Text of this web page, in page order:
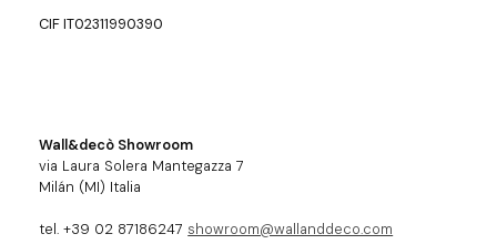
CIF IT02311990390
Wall&decò Showroom
via Laura Solera Mantegazza 7
Milán (MI) Italia
tel. +39 02 87186247 showroom@wallanddeco.com